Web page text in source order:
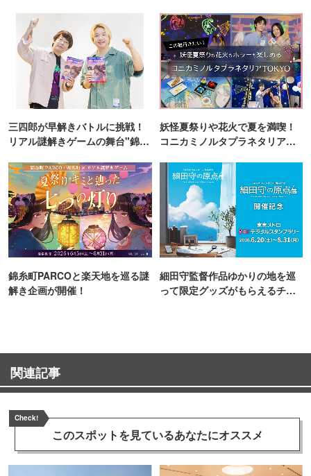
三四郎が早解きバトルに挑戦！
リアル謎解きゲームの舞台"錦糸
妖怪夏祭りや花火で夏を満喫！
コニカミノルタプラネタリア
錦糸町PARCOと楽天地を巡る謎
解き企画が開催！
細田守監督作品ゆかりの地を巡
って限定グッズがもらえるチャ
関連記事
Check!
このスポットを見ているあなたにオススメ